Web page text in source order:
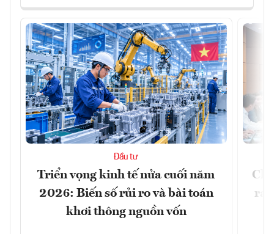
Đầu tư
Triển vọng kinh tế nửa cuối năm
2026: Biến số rủi ro và bài toán
khơi thông nguồn vốn
ra